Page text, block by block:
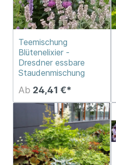
Teemischung
Blütenelixier -
Dresdner essbare
Staudenmischung
Ab 24,41 €*